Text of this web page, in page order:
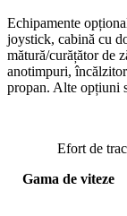
Echipamente
joystick, cabină cu
mătură/curățător de
anotimpuri,
propan. Alte opțiuni
Efort de
Gama de